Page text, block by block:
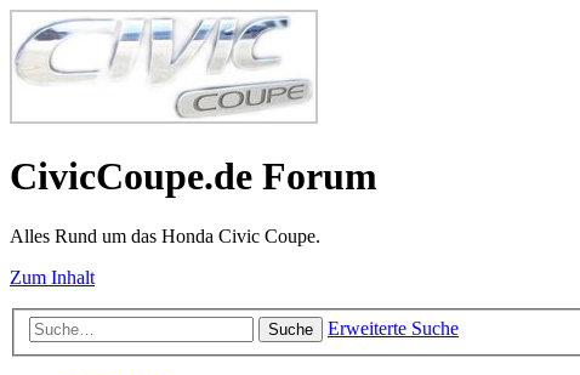
CivicCoupe.de Forum
Alles Rund um das Honda Civic Coupe.
Zum Inhalt
Suche Erweiterte Suche